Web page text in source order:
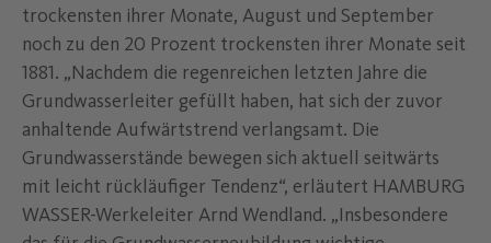
trockensten ihrer Monate, August und September
noch zu den 20 Prozent trockensten ihrer Monate seit
1881. „Nachdem die regenreichen letzten Jahre die
Grundwasserleiter gefüllt haben, hat sich der zuvor
anhaltende Aufwärtstrend verlangsamt. Die
Grundwasserstände bewegen sich aktuell seitwärts
mit leicht rückläufiger Tendenz“, erläutert HAMBURG
WASSER-Werkeleiter Arnd Wendland. „Insbesondere